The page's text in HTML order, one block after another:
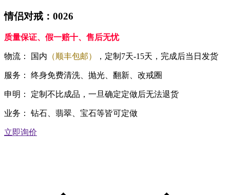
情侣对戒：0026
质量保证、假一赔十、售后无忧
物流： 国内 （顺丰包邮） ，定制7天-15天，完成后当日发货
服务： 终身免费清洗、抛光、翻新、改戒圈
申明： 定制不比成品，一旦确定定做后无法退货
业务： 钻石、翡翠、宝石等皆可定做
立即询价